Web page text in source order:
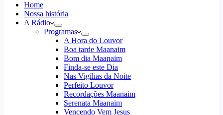
Home
Nossa história
A Rádio
Programas
A Hora do Louvor
Boa tarde Maanaim
Bom dia Maanaim
Finda-se este Dia
Nas Vigílias da Noite
Perfeito Louvor
Recordações Maanaim
Serenata Maanaim
Vencendo Vem Jesus